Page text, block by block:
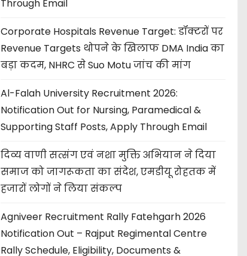
Through Email
Corporate Hospitals Revenue Target: डॉक्टरों पर
Revenue Targets थोपने के खिलाफ DMA India का
बड़ा कदम, NHRC से Suo Motu जांच की मांग
Al-Falah University Recruitment 2026:
Notification Out for Nursing, Paramedical &
Supporting Staff Posts, Apply Through Email
दिव्य वाणी सत्संग एवं नशा मुक्ति अभियान ने दिया
समाज को जागरूकता का संदेश, एमडीयू रोहतक में
हजारों लोगों ने लिया संकल्प
Agniveer Recruitment Rally Fatehgarh 2026
Notification Out – Rajput Regimental Centre
Rally Schedule, Eligibility, Documents &